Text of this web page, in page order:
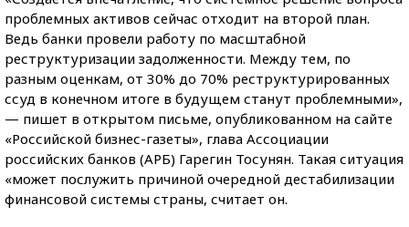
проблемных активов сейчас отходит на второй план.
Ведь банки провели работу по масштабной
реструктуризации задолженности. Между тем, по
разным оценкам, от 30% до 70% реструктурированных
ссуд в конечном итоге в будущем станут проблемными»,
— пишет в открытом письме, опубликованном на сайте
«Российской бизнес-газеты», глава Ассоциации
российских банков (АРБ) Гарегин Тосунян. Такая ситуация
«может послужить причиной очередной дестабилизации
финансовой системы страны, считает он.